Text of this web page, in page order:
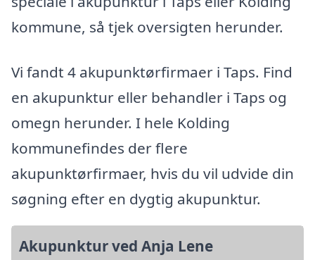
kommune, så tjek oversigten herunder.
Vi fandt 4 akupunktørfirmaer i Taps. Find
en akupunktur eller behandler i Taps og
omegn herunder. I hele Kolding
kommunefindes der flere
akupunktørfirmaer, hvis du vil udvide din
søgning efter en dygtig akupunktur.
Akupunktur ved Anja Lene